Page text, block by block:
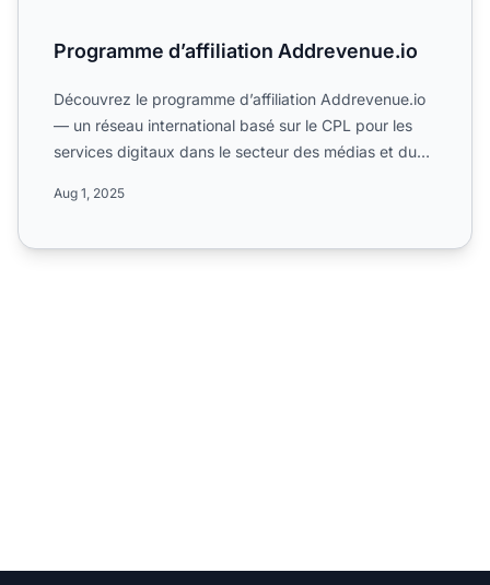
Programme d’affiliation Addrevenue.io
Découvrez le programme d’affiliation Addrevenue.io
— un réseau international basé sur le CPL pour les
services digitaux dans le secteur des médias et du
Aug 1, 2025